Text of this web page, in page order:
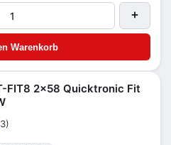
+
Warenkorb
FIT8 2x58 Quicktronic Fit